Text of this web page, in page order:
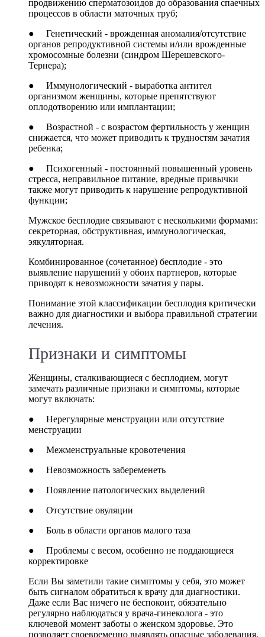
продвижению сперматозоидов до образования спаечных
процессов в области маточных труб;
● Генетический - врожденная аномалия/отсутствие
органов репродуктивной системы и/или врожденные
хромосомные болезни (синдром Шерешевского-
Тернера);
● Иммунологический - выработка антител
организмом женщины, которые препятствуют
оплодотворению или имплантации;
● Возрастной - с возрастом фертильность у женщин
снижается, что может приводить к трудностям зачатия
ребенка;
● Психогенный - постоянный повышенный уровень
стресса, неправильное питание, вредные привычки
также могут приводить к нарушение репродуктивной
функции;
Мужское бесплодие связывают с несколькими формами:
секреторная, обструктивная, иммунологическая,
эякуляторная.
Комбинированное (сочетанное) бесплодие - это
выявление нарушений у обоих партнеров, которые
приводят к невозможности зачатия у пары.
Понимание этой классификации бесплодия критически
важно для диагностики и выбора правильной стратегии
лечения.
Признаки и симптомы
Женщины, сталкивающиеся с бесплодием, могут
замечать различные признаки и симптомы, которые
могут включать:
● Нерегулярные менструации или отсутствие
менструации
● Межменструальные кровотечения
● Невозможность забеременеть
● Появление патологических выделений
● Отсутствие овуляции
● Боль в области органов малого таза
● Проблемы с весом, особенно не поддающиеся
корректировке
Если Вы заметили такие симптомы у себя, это может
быть сигналом обратиться к врачу для диагностики.
Даже если Вас ничего не беспокоит, обязательно
регулярно наблюдаться у врача-гинеколога - это
ключевой момент заботы о женском здоровье. Это
позволяет своевременно выявлять опасные заболевания,